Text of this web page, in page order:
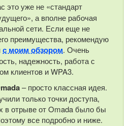
это уже не «стандарт
а вполне рабочая
сети. Если еще не
преимущества, рекомендую
с моим обзором. Очень
надежность, работа с
клиентов и WPA3.
– просто классная идея.
только точки доступа,
в отрыве от Omada было бы
все подробно и ниже.